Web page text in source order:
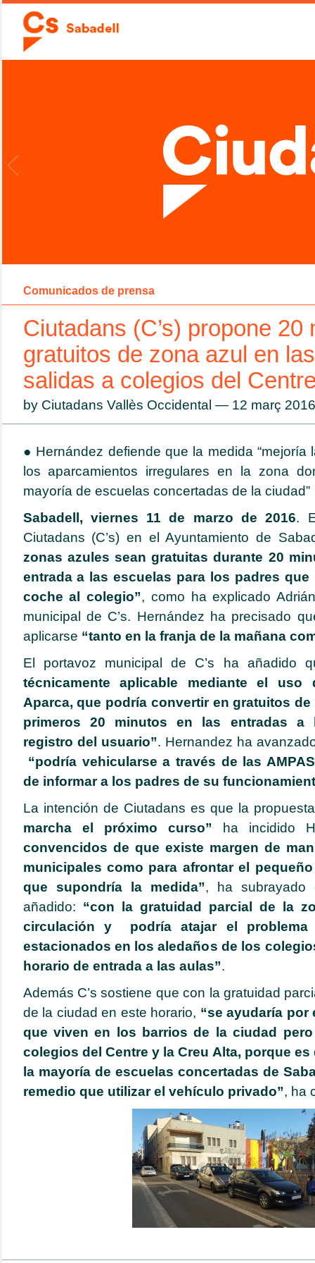
Comunicados de prensa
Ciutadans (C’s) propone 20
gratuitos de zona azul en
salidas a colegios del
by Ciutadans Vallès Occidental — 12 març
● Hernández defiende que la medida “mejoría
los aparcamientos irregulares en la zona
mayoría de escuelas concertadas de la ciudad”
Sabadell, viernes 11 de marzo de 2016.
Ciutadans (C’s) en el Ayuntamiento de
zonas azules sean gratuitas durante 20
entrada a las escuelas para los padres
coche al colegio”, como ha explicado
municipal de C’s. Hernández ha precisado
aplicarse “tanto en la franja de la mañana
El portavoz municipal de C’s ha añadido
técnicamente aplicable mediante el uso
Aparca, que podría convertir en gratuitos
primeros 20 minutos en las entradas a
registro del usuario”. Hernandez ha
“podría vehicularse a través de las
de informar a los padres de su
La intención de Ciutadans es que la
marcha el próximo curso” ha incidido
convencidos de que existe margen de
municipales como para afrontar el
que supondría la medida”, ha
añadido: “con la gratuidad parcial de la
circulación y podría atajar el
estacionados en los aledaños de los
horario de entrada a las aulas”.
Además C’s sostiene que con la gratuidad
de la ciudad en este horario, “se ayudaría por
que viven en los barrios de la ciudad
colegios del Centre y la Creu Alta, porque
la mayoría de escuelas concertadas de
remedio que utilizar el vehículo privado”, ha